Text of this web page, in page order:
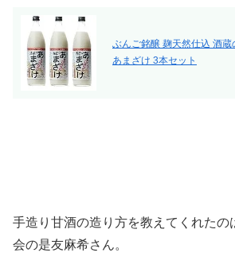
ぶんご銘醸 麹天然仕込 酒蔵
あまざけ 3本セット
手造り甘酒の造り方を教えてくれたの
会の是友麻希さん。